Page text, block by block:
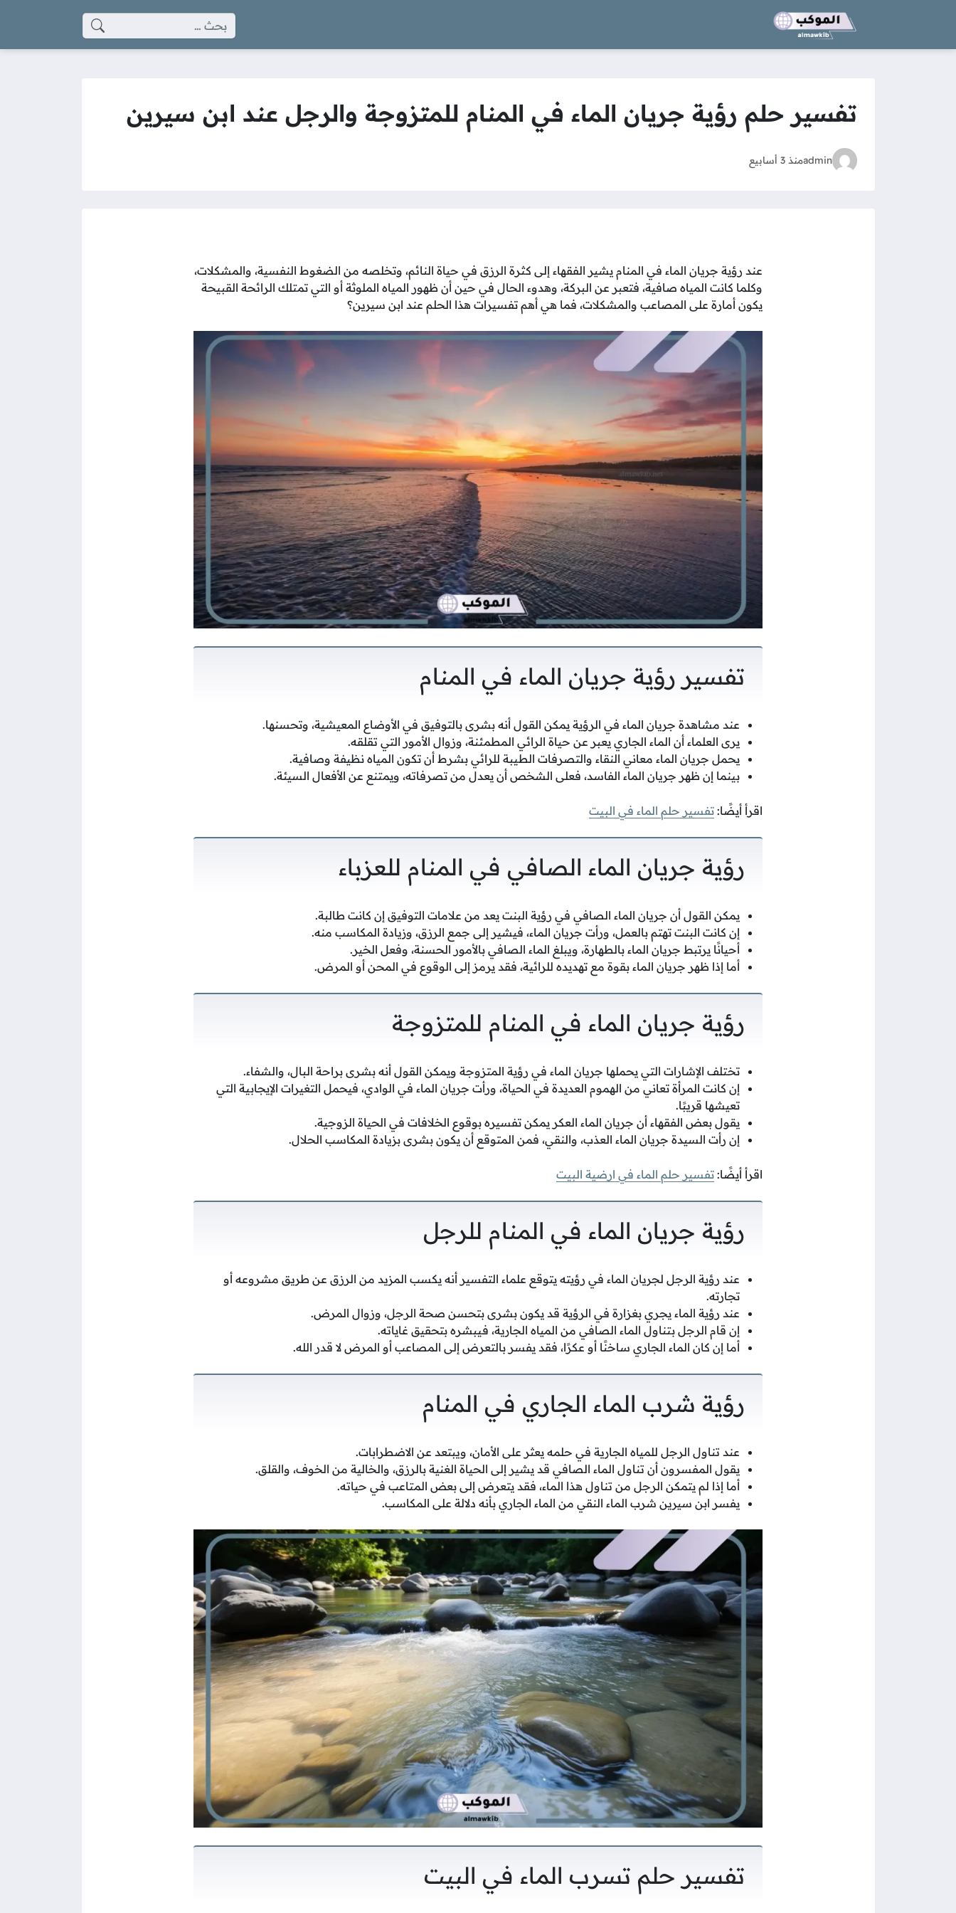
البحث عن:
تفسير حلم رؤية جريان الماء في المنام للمتزوجة والرجل عند ابن سيرين
adminمنذ 3 أسابيع
عند رؤية جريان الماء في المنام يشير الفقهاء إلى كثرة الرزق في حياة النائم، وتخلصه من الضغوط النفسية، والمشكلات،
وكلما كانت المياه صافية، فتعبر عن البركة، وهدوء الحال في حين أن ظهور المياه الملوثة أو التي تمتلك الرائحة القبيحة
يكون أمارة على المصاعب والمشكلات، فما هي أهم تفسيرات هذا الحلم عند ابن سيرين؟
تفسير رؤية جريان الماء في المنام
عند مشاهدة جريان الماء في الرؤية يمكن القول أنه بشرى بالتوفيق في الأوضاع المعيشية، وتحسنها.
يرى العلماء أن الماء الجاري يعبر عن حياة الرائي المطمئنة، وزوال الأمور التي تقلقه.
يحمل جريان الماء معاني النقاء والتصرفات الطيبة للرائي بشرط أن تكون المياه نظيفة وصافية.
بينما إن ظهر جريان الماء الفاسد، فعلى الشخص أن يعدل من تصرفاته، ويمتنع عن الأفعال السيئة.
اقرأ أيضًا: تفسير حلم الماء في البيت
رؤية جريان الماء الصافي في المنام للعزباء
يمكن القول أن جريان الماء الصافي في رؤية البنت يعد من علامات التوفيق إن كانت طالبة.
إن كانت البنت تهتم بالعمل، ورأت جريان الماء، فيشير إلى جمع الرزق، وزيادة المكاسب منه.
أحيانًا يرتبط جريان الماء بالطهارة، ويبلغ الماء الصافي بالأمور الحسنة، وفعل الخير.
أما إذا ظهر جريان الماء بقوة مع تهديده للرائية، فقد يرمز إلى الوقوع في المحن أو المرض.
رؤية جريان الماء في المنام للمتزوجة
تختلف الإشارات التي يحملها جريان الماء في رؤية المتزوجة ويمكن القول أنه بشرى براحة البال، والشفاء.
إن كانت المرأة تعاني من الهموم العديدة في الحياة، ورأت جريان الماء في الوادي، فيحمل التغيرات الإيجابية التي
تعيشها قريبًا.
يقول بعض الفقهاء أن جريان الماء العكر يمكن تفسيره بوقوع الخلافات في الحياة الزوجية.
إن رأت السيدة جريان الماء العذب، والنقي، فمن المتوقع أن يكون بشرى بزيادة المكاسب الحلال.
اقرأ أيضًا: تفسير حلم الماء في ارضية البيت
رؤية جريان الماء في المنام للرجل
عند رؤية الرجل لجريان الماء في رؤيته يتوقع علماء التفسير أنه يكسب المزيد من الرزق عن طريق مشروعه أو
تجارته.
عند رؤية الماء يجري بغزارة في الرؤية قد يكون بشرى بتحسن صحة الرجل، وزوال المرض.
إن قام الرجل بتناول الماء الصافي من المياه الجارية، فيبشره بتحقيق غاياته.
أما إن كان الماء الجاري ساخنًا أو عكرًا، فقد يفسر بالتعرض إلى المصاعب أو المرض لا قدر الله.
رؤية شرب الماء الجاري في المنام
عند تناول الرجل للمياه الجارية في حلمه يعثر على الأمان، ويبتعد عن الاضطرابات.
يقول المفسرون أن تناول الماء الصافي قد يشير إلى الحياة الغنية بالرزق، والخالية من الخوف، والقلق.
أما إذا لم يتمكن الرجل من تناول هذا الماء، فقد يتعرض إلى بعض المتاعب في حياته.
يفسر ابن سيرين شرب الماء النقي من الماء الجاري بأنه دلالة على المكاسب.
تفسير حلم تسرب الماء في البيت